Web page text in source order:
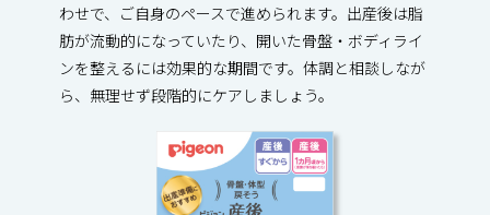
わせで、ご自身のペースで進められます。出産後は脂
肪が流動的になっていたり、開いた骨盤・ボディライ
ンを整えるには効果的な期間です。体調と相談しなが
ら、無理せず段階的にケアしましょう。